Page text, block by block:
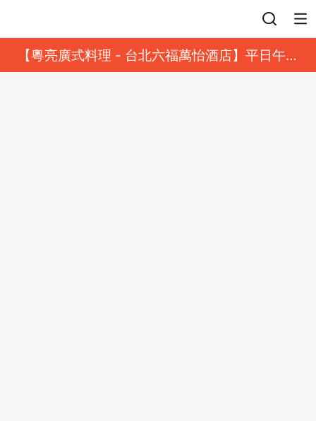
【粵亮廣式料理 - 台北六福萬怡酒店】平日午餐
8 折起｜靓港點套餐